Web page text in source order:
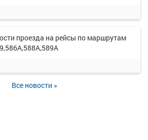
проезда на рейсы по маршрутам
Все новости »